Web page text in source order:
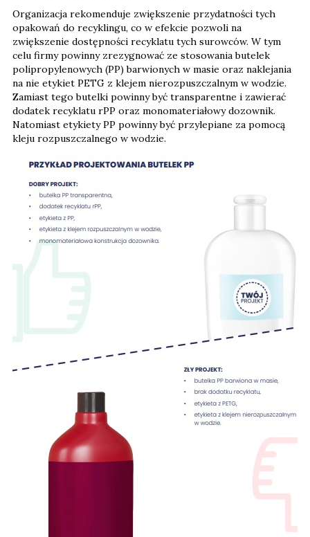
Organizacja rekomenduje zwiększenie przydatności tych
opakowań do recyklingu, co w efekcie pozwoli na
zwiększenie dostępności recyklatu tych surowców. W tym
celu firmy powinny zrezygnować ze stosowania butelek
polipropylenowych (PP) barwionych w masie oraz naklejania
na nie etykiet PETG z klejem nierozpuszczalnym w wodzie.
Zamiast tego butelki powinny być transparentne i zawierać
dodatek recyklatu rPP oraz monomateriałowy dozownik.
Natomiast etykiety PP powinny być przylepiane za pomocą
kleju rozpuszczalnego w wodzie.